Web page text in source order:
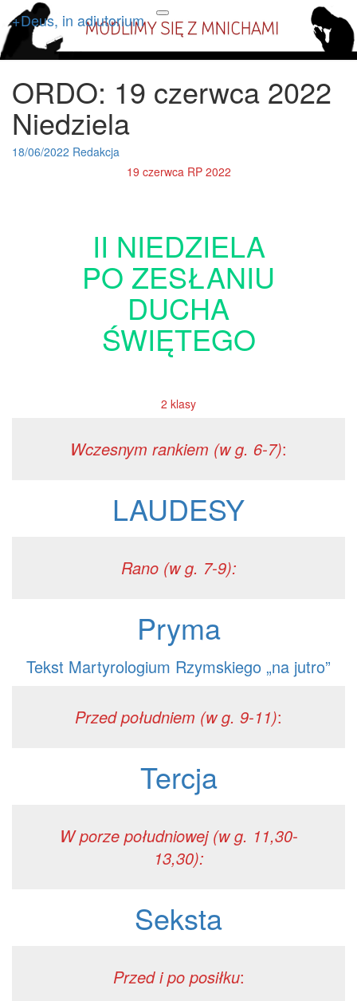
Toggle
navigation
+Deus, in adiutorium
+Deus, in adiutorium
Codziennie modlimy się z
mnichami
ORDO:
19
czerwca
2022
Niedziela
ORDO: 19 czerwca 2022
Niedziela
18/06/2022 Redakcja
19 czerwca RP 2022
II NIEDZIELA
PO ZESŁANIU
DUCHA
ŚWIĘTEGO
2 klasy
Wczesnym rankiem (w g. 6-7):
LAUDESY
Rano (w g. 7-9):
Pryma
Tekst Martyrologium Rzymskiego „na jutro”
Przed południem (w g. 9-11):
Tercja
W porze południowej (w g. 11,30-
13,30):
Seksta
Przed i po posiłku: